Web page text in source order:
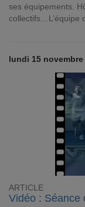
ses équipements.
collectifs…L’équipe
lundi 15 novembre
ARTICLE
Vidéo : Séance